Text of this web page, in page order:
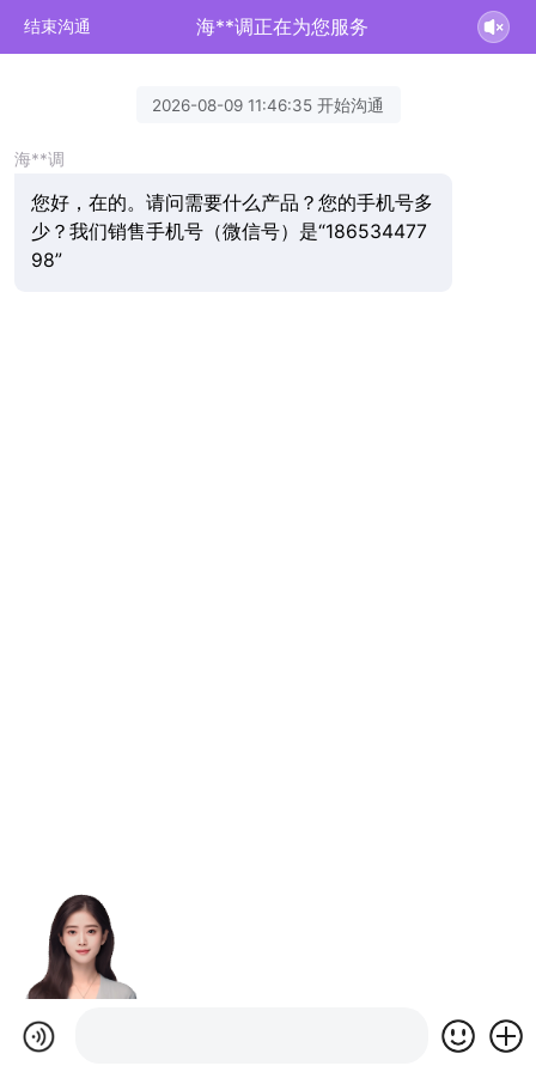
结束沟通 海**调正在为您服务
2026-08-09 11:46:35 开始沟通
海**调
您好，在的。请问需要什么产品？您的手机号多
少？我们销售手机号（微信号）是“186534477
98”